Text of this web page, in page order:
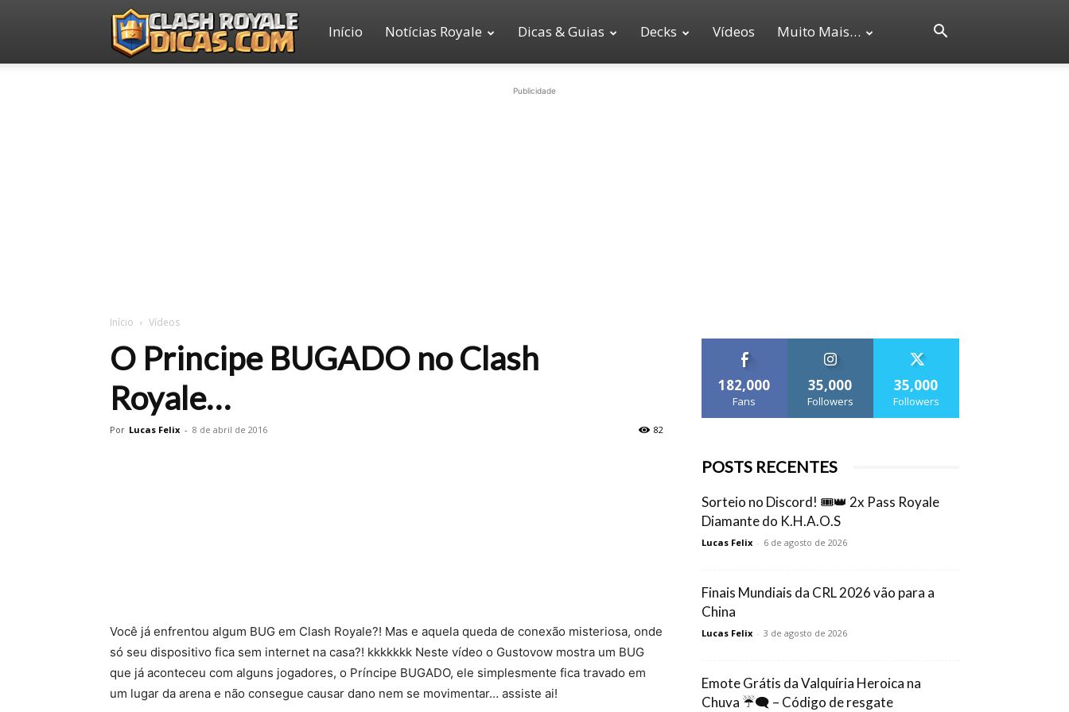
Clash
Início Notícias Royale Dicas & Guias Decks Vídeos Muito Mais…
Publicidade
Início Vídeos
O Principe BUGADO no Clash
Royale…
Por Lucas Felix - 8 de abril de 2016 82
Você já enfrentou algum BUG em Clash Royale?! Mas e aquela queda de conexão misteriosa, onde
só seu dispositivo fica sem internet na casa?! kkkkkkk Neste vídeo o Gustovow mostra um BUG
que já aconteceu com alguns jogadores, o Príncipe BUGADO, ele simplesmente fica travado em
um lugar da arena e não consegue causar dano nem se movimentar… assiste ai!
182,000
Fans
35,000
Followers
35,000
Followers
POSTS RECENTES
Sorteio no Discord! 🎟️👑 2x Pass Royale
Diamante do K.H.A.O.S
Lucas Felix - 6 de agosto de 2026
Finais Mundiais da CRL 2026 vão para a
China
Lucas Felix - 3 de agosto de 2026
Emote Grátis da Valquíria Heroica na
Chuva ☔🗨️ – Código de resgate